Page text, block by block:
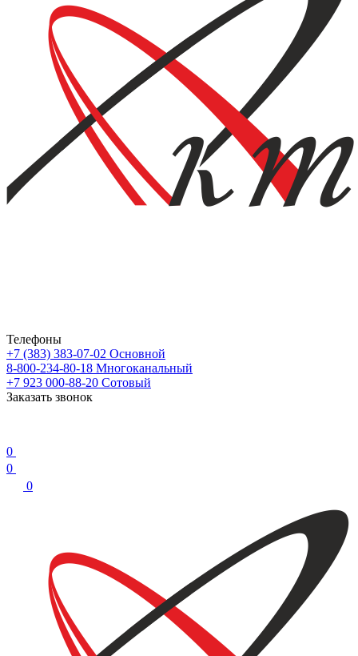
Телефоны
+7 (383) 383-07-02 Основной
8-800-234-80-18 Многоканальный
+7 923 000-88-20 Сотовый
Заказать звонок
0
0
0